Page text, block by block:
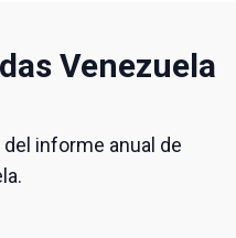
Venezuela
informe anual de